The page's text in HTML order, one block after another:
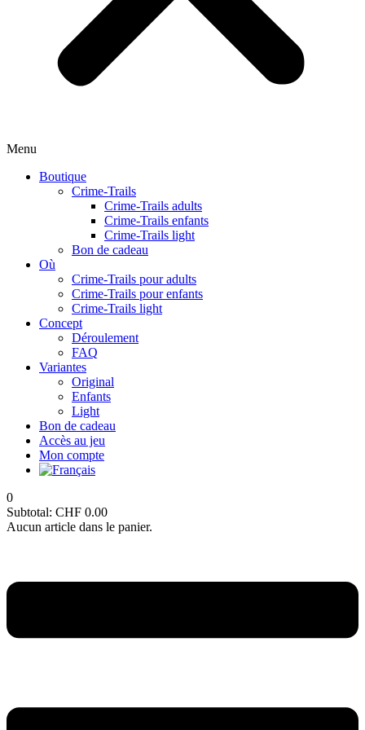
Menu
Boutique
Crime-Trails
Crime-Trails adults
Crime-Trails enfants
Crime-Trails light
Bon de cadeau
Où
Crime-Trails pour adults
Crime-Trails pour enfants
Crime-Trails light
Concept
Déroulement
FAQ
Variantes
Original
Enfants
Light
Bon de cadeau
Accès au jeu
Mon compte
0
Subtotal: CHF 0.00
Aucun article dans le panier.